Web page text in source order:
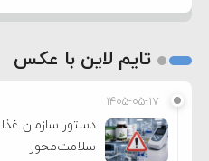
تایم لاین با عکس
۱۴۰۵-۰۵-۱۷
سلامت‌محور